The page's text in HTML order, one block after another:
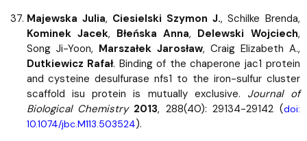
Majewska Julia, Ciesielski Szymon J., Schilke Brenda,
Kominek Jacek, Błeńska Anna, Delewski Wojciech,
Song Ji-Yoon, Marszałek Jarosław, Craig Elizabeth A.,
Dutkiewicz Rafał. Binding of the chaperone jac1 protein
and cysteine desulfurase nfs1 to the iron-sulfur cluster
scaffold isu protein is mutually exclusive. Journal of
Biological Chemistry 2013, 288(40): 29134-29142 (doi:
10.1074/jbc.M113.503524).